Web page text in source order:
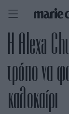
Η Alexa
τρόπο να
καλοκαίρι